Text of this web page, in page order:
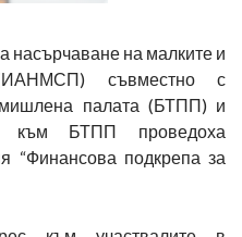
насърчаване на малките и
(ИАНМСП) съвместно с
палата (БТПП) и
към БТПП проведоха
“Финансова подкрепа за